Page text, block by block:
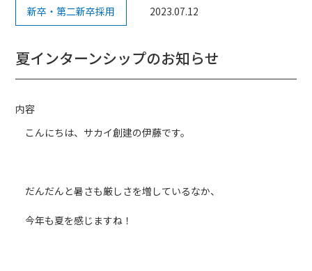
新卒・第二新卒採用 2023.07.12
夏インターンシップのお知らせ
内容
こんにちは、サカイ創建の伊藤です。
だんだんと暑さも厳しさを増しているなか、
今年も夏を感じますね！